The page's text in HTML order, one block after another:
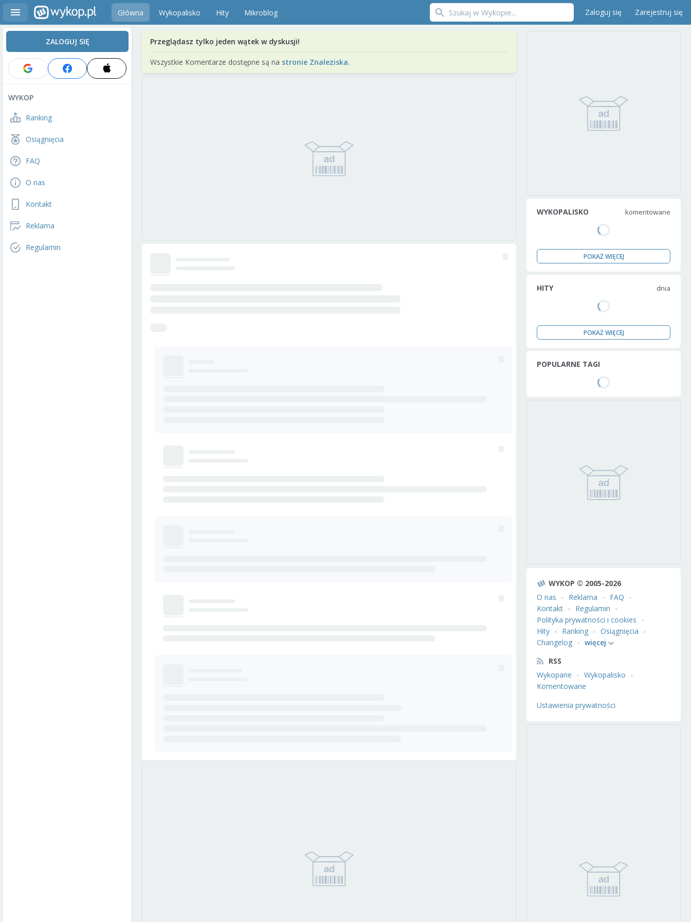
Główna Wykopalisko Hity Mikroblog Zaloguj się Zarejestruj się
ZALOGUJ SIĘ
WYKOP
Ranking
Osiągnięcia
FAQ
O nas
Kontakt
Reklama
Regulamin
Przeglądasz tylko jeden wątek w dyskusji!
Wszystkie Komentarze dostępne są na stronie Znaleziska.
WYKOPALISKO komentowane
POKAŻ WIĘCEJ
HITY dnia
POKAŻ WIĘCEJ
POPULARNE TAGI
WYKOP © 2005-2026
O nas
Reklama
FAQ
Kontakt
Regulamin
Polityka prywatności i cookies
Hity
Ranking
Osiągnięcia
Changelog
więcej
RSS
Wykopane
Wykopalisko
Komentowane
Ustawienia prywatności